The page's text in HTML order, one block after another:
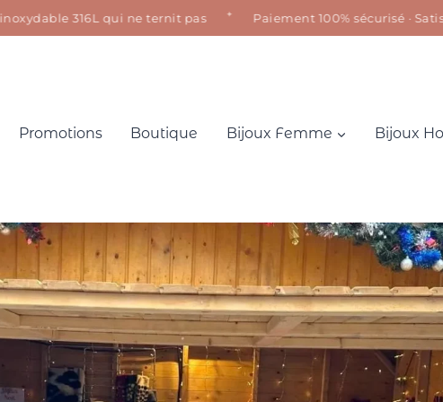
316L qui ne ternit pas Paiement 100% sécurisé · Satisfait
Promotions Boutique Bijoux Femme Bijoux